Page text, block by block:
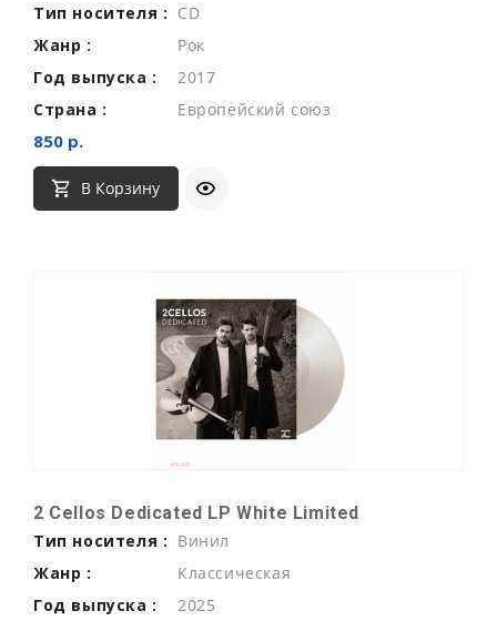
Тип носителя : CD
Жанр :
Рок
Год выпуска :
2017
Страна :
Европейский союз
850 р.
В Корзину
2 Cellos Dedicated LP White Limited
Тип носителя : Винил
Жанр :
Классическая
Год выпуска :
2025